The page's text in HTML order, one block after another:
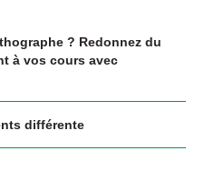
? Redonnez du
à vos cours avec
différente